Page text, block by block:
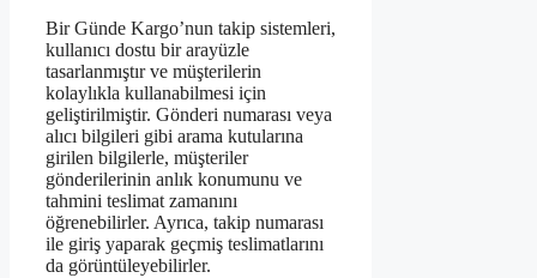
Bir Günde Kargo’nun takip sistemleri,
kullanıcı dostu bir arayüzle
tasarlanmıştır ve müşterilerin
kolaylıkla kullanabilmesi için
geliştirilmiştir. Gönderi numarası veya
alıcı bilgileri gibi arama kutularına
girilen bilgilerle, müşteriler
gönderilerinin anlık konumunu ve
tahmini teslimat zamanını
öğrenebilirler. Ayrıca, takip numarası
ile giriş yaparak geçmiş teslimatlarını
da görüntüleyebilirler.